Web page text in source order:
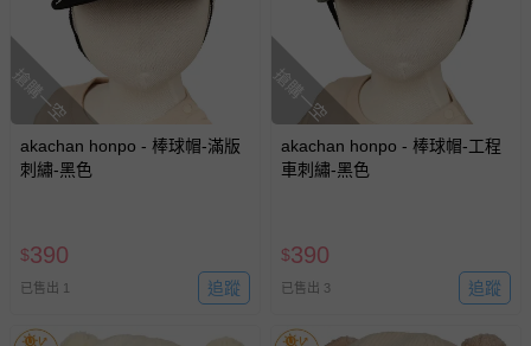
搶購一空
akachan honpo - 棒球帽-滿版
刺繡-黑色
$390
已售出 1 追蹤
搶購一空
akachan honpo - 棒球帽-工程
車刺繡-黑色
$390
已售出 3 追蹤